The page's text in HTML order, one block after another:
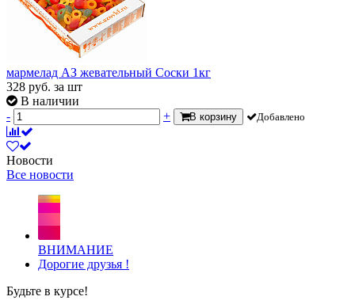
мармелад АЗ жевательный Соски 1кг
328 руб. за шт
В наличии
-
+ В корзину Добавлено
Новости
Все новости
ВНИМАНИЕ
Дорогие друзья !
Будьте в курсе!